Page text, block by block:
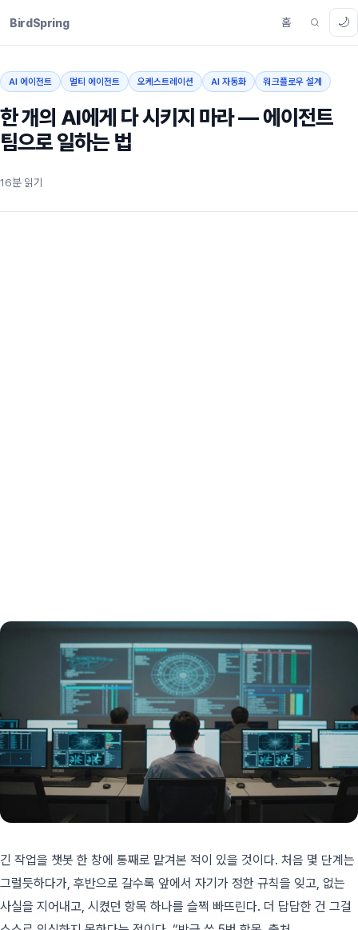
BirdSpring 홈 🌙
AI 에이전트 멀티 에이전트 오케스트레이션 AI 자동화 워크플로우 설계
한 개의 AI에게 다 시키지 마라 — 에이전트
팀으로 일하는 법
16분 읽기
긴 작업을 챗봇 한 창에 통째로 맡겨본 적이 있을 것이다. 처음 몇 단계는
그럴듯하다가, 후반으로 갈수록 앞에서 자기가 정한 규칙을 잊고, 없는
사실을 지어내고, 시켰던 항목 하나를 슬쩍 빠뜨린다. 더 답답한 건 그걸